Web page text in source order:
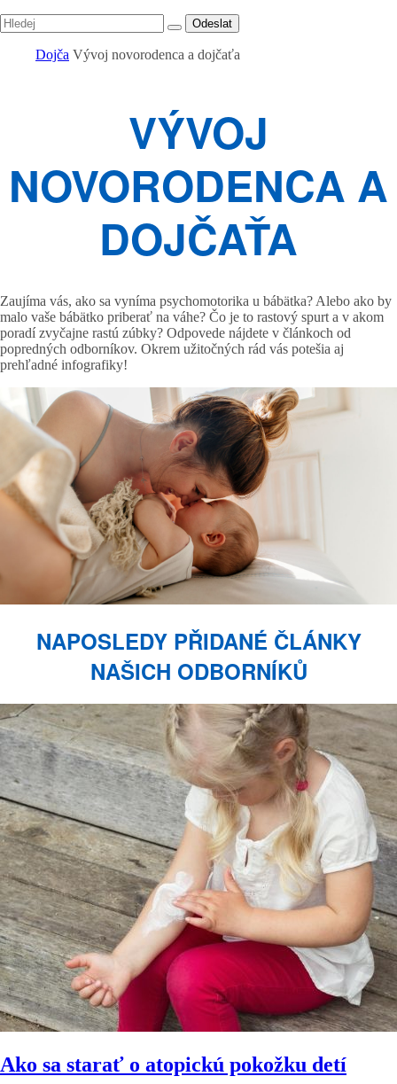
Odeslat
Dojča Vývoj novorodenca a dojčaťa
VÝVOJ
NOVORODENCA A
DOJČAŤA
Zaujíma vás, ako sa vyníma psychomotorika u bábätka? Alebo ako by
malo vaše bábätko priberať na váhe? Čo je to rastový spurt a v akom
poradí zvyčajne rastú zúbky? Odpovede nájdete v článkoch od
popredných odborníkov. Okrem užitočných rád vás potešia aj
prehľadné infografiky!
NAPOSLEDY PŘIDANÉ ČLÁNKY
NAŠICH ODBORNÍKŮ
Ako sa starať o atopickú pokožku detí